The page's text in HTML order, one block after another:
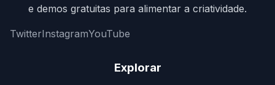
e demos gratuitas para alimentar a criatividade.
TwitterInstagramYouTube
Explorar